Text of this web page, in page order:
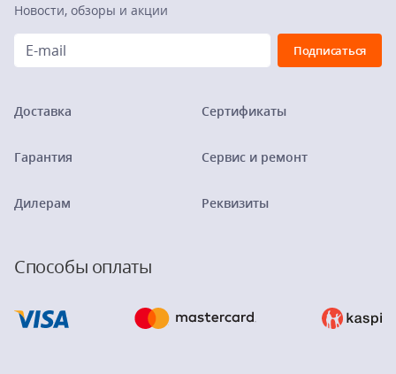
Новости, обзоры и акции
Доставка
Гарантия
Дилерам
Сертификаты
Сервис и ремонт
Реквизиты
Способы оплаты